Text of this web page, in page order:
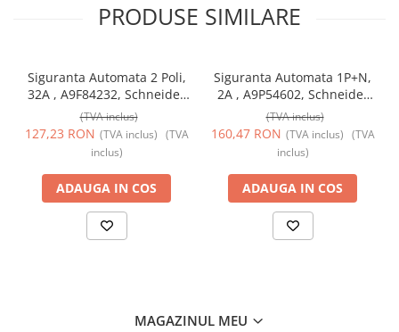
PRODUSE SIMILARE
Siguranta Automata 2 Poli,
32A , A9F84232, Schneider
Electric
(TVA inclus)
127,23 RON (TVA inclus) (TVA
inclus)
ADAUGA IN COS
Siguranta Automata 1P+N,
2A , A9P54602, Schneider
Electric
(TVA inclus)
160,47 RON (TVA inclus) (TVA
inclus)
ADAUGA IN COS
MAGAZINUL MEU